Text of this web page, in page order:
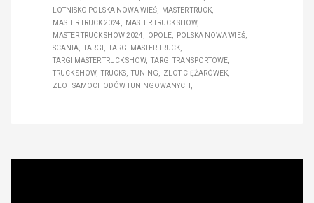
LOTNISKO POLSKA NOWA WIEŚ
MASTER TRUCK
MASTER TRUCK 2024
MASTER TRUCK SHOW
MASTER TRUCK SHOW 2024
OPOLE
POLSKA NOWA WIEŚ
SCANIA
TARGI
TARGI MASTER TRUCK
TARGI MASTER TRUCK SHOW
TARGI TRANSPORTOWE
TRUCK SHOW
TRUCKS TUNING
ZLOT CIĘŻARÓWEK
ZLOT SAMOCHODÓW TUNINGOWANYCH